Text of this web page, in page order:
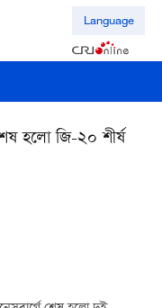
Language
হলো জি-২০ শীর্ষ